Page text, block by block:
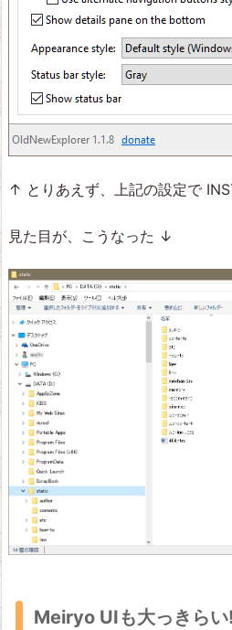
↑ とりあえず、上記の設定で
見た目が、こうなった ↓
Meiryo UIも大っきら